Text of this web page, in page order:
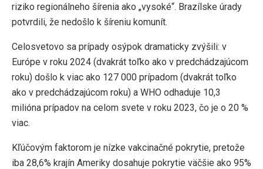
riziko regionálneho šírenia ako „vysoké“. Brazílske úrady
potvrdili, že nedošlo k šíreniu komunít.
Celosvetovo sa prípady osýpok dramaticky zvýšili: v
Európe v roku 2024 (dvakrát toľko ako v predchádzajúcom
roku) došlo k viac ako 127 000 prípadom (dvakrát toľko
ako v predchádzajúcom roku) a WHO odhaduje 10,3
milióna prípadov na celom svete v roku 2023, čo je o 20 %
viac.
Kľúčovým faktorom je nízke vakcinačné pokrytie, pretože
iba 28,6% krajín Ameriky dosahuje pokrytie väčšie ako 95%